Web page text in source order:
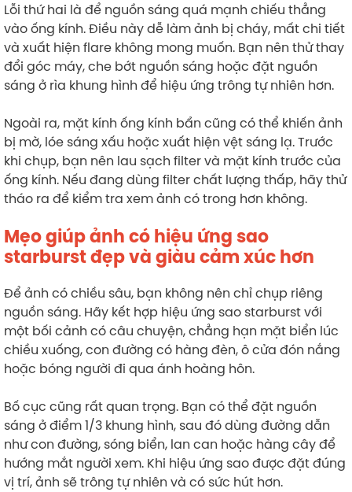
Lỗi thứ hai là để nguồn sáng quá mạnh chiếu thẳng
vào ống kính. Điều này dễ làm ảnh bị cháy, mất chi tiết
và xuất hiện flare không mong muốn. Bạn nên thử thay
đổi góc máy, che bớt nguồn sáng hoặc đặt nguồn
sáng ở rìa khung hình để hiệu ứng trông tự nhiên hơn.
Ngoài ra, mặt kính ống kính bẩn cũng có thể khiến ảnh
bị mờ, lóe sáng xấu hoặc xuất hiện vệt sáng lạ. Trước
khi chụp, bạn nên lau sạch filter và mặt kính trước của
ống kính. Nếu đang dùng filter chất lượng thấp, hãy thử
tháo ra để kiểm tra xem ảnh có trong hơn không.
Mẹo giúp ảnh có hiệu ứng sao
starburst đẹp và giàu cảm xúc hơn
Để ảnh có chiều sâu, bạn không nên chỉ chụp riêng
nguồn sáng. Hãy kết hợp hiệu ứng sao starburst với
một bối cảnh có câu chuyện, chẳng hạn mặt biển lúc
chiều xuống, con đường có hàng đèn, ô cửa đón nắng
hoặc bóng người đi qua ánh hoàng hôn.
Bố cục cũng rất quan trọng. Bạn có thể đặt nguồn
sáng ở điểm 1/3 khung hình, sau đó dùng đường dẫn
như con đường, sóng biển, lan can hoặc hàng cây để
hướng mắt người xem. Khi hiệu ứng sao được đặt đúng
vị trí, ảnh sẽ trông tự nhiên và có sức hút hơn.